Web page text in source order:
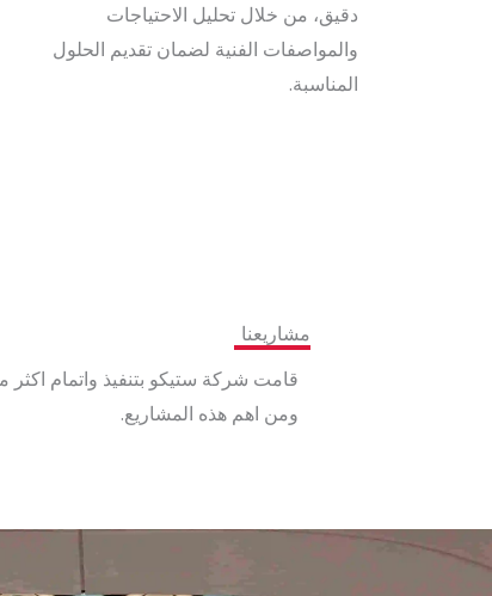
دقيق، من خلال تحليل الاحتياجات
والمواصفات الفنية لضمان تقديم الحلول
المناسبة.
مشاريعنا
ومن اهم هذه المشاريع.